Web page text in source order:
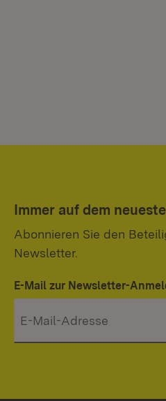
Immer auf dem
Abonnieren Sie den
Newsletter.
E-Mail zur Newsletter-